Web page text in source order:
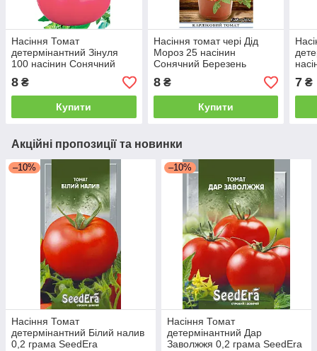
Насіння Томат
детермінантний Зінуля
100 насінин Сонячний
Березень
8 ₴
Купити
Насіння томат чері Дід
Мороз 25 насінин
Сонячний Березень
8₴
Купити
7 ₴
Акційні пропозиції та новинки
–10%
Насіння Томат
детермінантний Білий налив
0,2 грама SeedEra
–10%
Насіння Томат
детермінантний Дар
Заволжжя 0,2 грама SeedEra